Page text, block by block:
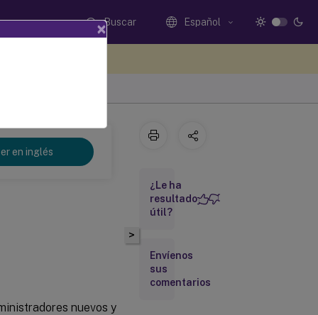
Buscar Español
en inglés
nuevos y
>
¿Le ha
resultado
útil?
Envíenos
sus
comentarios
×